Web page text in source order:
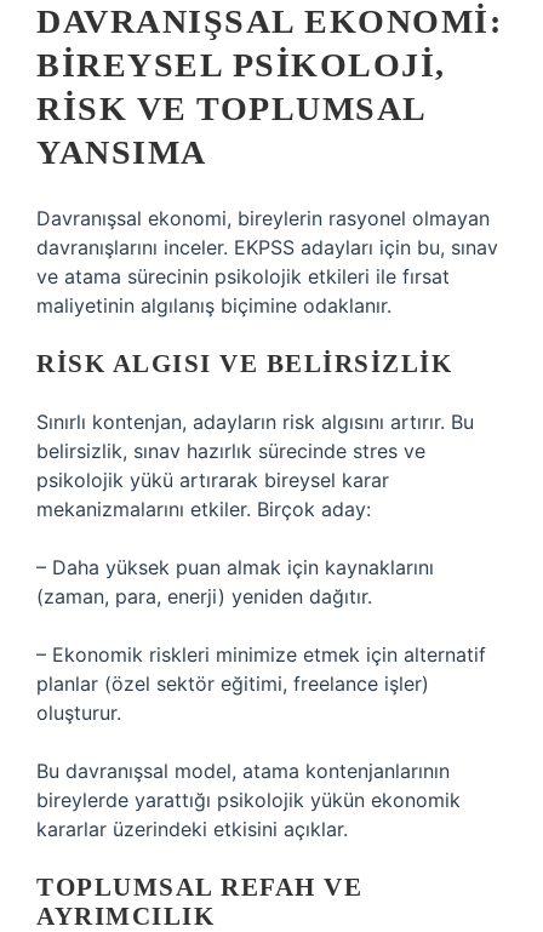
DAVRANIŞSAL EKONOMI:
BIREYSEL PSIKOLOJI,
RISK VE TOPLUMSAL
YANSIMA
Davranışsal ekonomi, bireylerin rasyonel olmayan
davranışlarını inceler. EKPSS adayları için bu, sınav
ve atama sürecinin psikolojik etkileri ile fırsat
maliyetinin algılanış biçimine odaklanır.
RISK ALGISI VE BELIRSIZLIK
Sınırlı kontenjan, adayların risk algısını artırır. Bu
belirsizlik, sınav hazırlık sürecinde stres ve
psikolojik yükü artırarak bireysel karar
mekanizmalarını etkiler. Birçok aday:
– Daha yüksek puan almak için kaynaklarını
(zaman, para, enerji) yeniden dağıtır.
– Ekonomik riskleri minimize etmek için alternatif
planlar (özel sektör eğitimi, freelance işler)
oluşturur.
Bu davranışsal model, atama kontenjanlarının
bireylerde yarattığı psikolojik yükün ekonomik
kararlar üzerindeki etkisini açıklar.
TOPLUMSAL REFAH VE
AYRIMCILIK